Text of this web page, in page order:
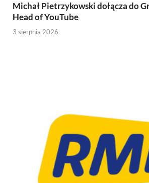
Michał Pietrzykowski dołącza do
Head of YouTube
3 sierpnia 2026